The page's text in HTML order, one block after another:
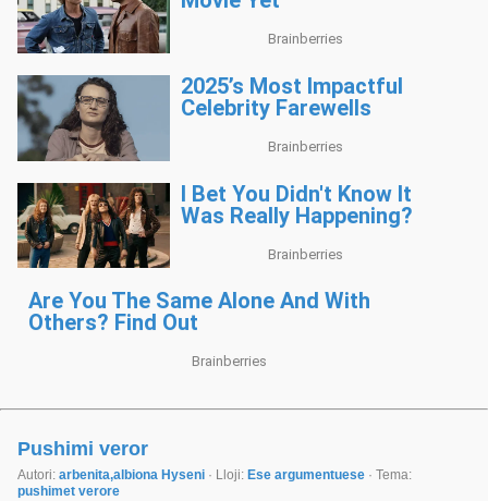
Pushimi veror
Autori: arbenita,albiona Hyseni · Lloji: Ese argumentuese · Tema:
pushimet verore